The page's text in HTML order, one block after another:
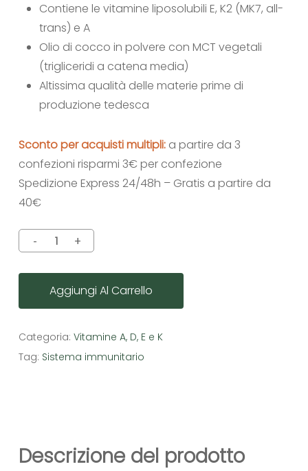
Contiene le vitamine liposolubili E, K2 (MK7, all-
trans) e A
Olio di cocco in polvere con MCT vegetali
(trigliceridi a catena media)
Altissima qualità delle materie prime di
produzione tedesca
Sconto per acquisti multipli: a partire da 3
confezioni risparmi 3€ per confezione
Spedizione Express 24/48h – Gratis a partire da
40€
Aggiungi Al Carrello
Categoria: Vitamine A, D, E e K
Tag: Sistema immunitario
Descrizione del prodotto